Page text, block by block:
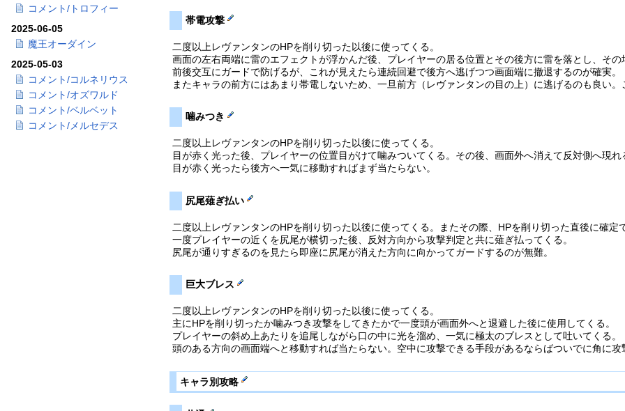
帯電攻撃
二度以上レヴァンタンのHPを削り切った以後に使ってくる。
画面の左右両端に雷のエフェクトが浮かんだ後、プレイヤーの居る位置とその後方に雷を落とし、その
前後交互にガードで防げるが、これが見えたら連続回避で後方へ逃げつつ画面端に撤退するのが確実。
またキャラの前方にはあまり帯電しないため、一旦前方（レヴァンタンの目の上）に逃げるのも良い。
噛みつき
二度以上レヴァンタンのHPを削り切った以後に使ってくる。
目が赤く光った後、プレイヤーの位置目がけて噛みついてくる。その後、画面外へ消えて反対側へ現れ
目が赤く光ったら後方へ一気に移動すればまず当たらない。
尻尾薙ぎ払い
二度以上レヴァンタンのHPを削り切った以後に使ってくる。またその際、HPを削り切った直後に確定
一度プレイヤーの近くを尻尾が横切った後、反対方向から攻撃判定と共に薙ぎ払ってくる。
尻尾が通りすぎるのを見たら即座に尻尾が消えた方向に向かってガードするのが無難。
巨大ブレス
二度以上レヴァンタンのHPを削り切った以後に使ってくる。
主にHPを削り切ったか噛みつき攻撃をしてきたかで一度頭が画面外へと退避した後に使用してくる。
プレイヤーの斜め上あたりを追尾しながら口の中に光を溜め、一気に極太のブレスとして吐いてくる。
頭のある方向の画面端へと移動すれば当たらない。空中に攻撃できる手段があるならばついでに角に攻
キャラ別攻略
コメント/トロフィー
2025-06-05
魔王オーダイン
2025-05-03
コメント/コルネリウス
コメント/オズワルド
コメント/ベルベット
コメント/メルセデス